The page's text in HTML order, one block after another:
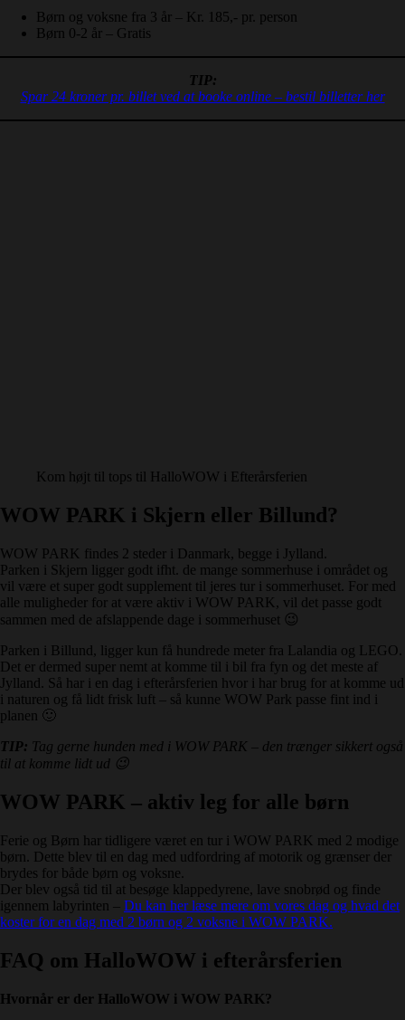
Børn og voksne fra 3 år – Kr. 185,- pr. person
Børn 0-2 år – Gratis
TIP:
Spar 24 kroner pr. billet ved at booke online – bestil billetter her
Kom højt til tops til HalloWOW i Efterårsferien
WOW PARK i Skjern eller Billund?
WOW PARK findes 2 steder i Danmark, begge i Jylland.
Parken i Skjern ligger godt ifht. de mange sommerhuse i området og
vil være et super godt supplement til jeres tur i sommerhuset. For med
alle muligheder for at være aktiv i WOW PARK, vil det passe godt
sammen med de afslappende dage i sommerhuset 😉
Parken i Billund, ligger kun få hundrede meter fra Lalandia og LEGO.
Det er dermed super nemt at komme til i bil fra fyn og det meste af
Jylland. Så har i en dag i efterårsferien hvor i har brug for at komme ud
i naturen og få lidt frisk luft – så kunne WOW Park passe fint ind i
planen 🙂
TIP: Tag gerne hunden med i WOW PARK – den trænger sikkert også
til at komme lidt ud 😉
WOW PARK – aktiv leg for alle børn
Ferie og Børn har tidligere været en tur i WOW PARK med 2 modige
børn. Dette blev til en dag med udfordring af motorik og grænser der
brydes for både børn og voksne.
Der blev også tid til at besøge klappedyrene, lave snobrød og finde
igennem labyrinten – Du kan her læse mere om vores dag og hvad det
koster for en dag med 2 børn og 2 voksne i WOW PARK.
FAQ om HalloWOW i efterårsferien
Hvornår er der HalloWOW i WOW PARK?